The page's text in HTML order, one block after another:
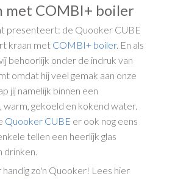
met COMBI+ boiler
presenteert: de Quooker CUBE
kraan met COMBI+ boiler. En als
behoorlijk onder de indruk van
omdat hij veel gemak aan onze
jij namelijk binnen een
warm, gekoeld en kokend water.
Quooker CUBE er ook nog eens
tellen een heerlijk glas
drinken.
handig zo'n Quooker! Lees hier